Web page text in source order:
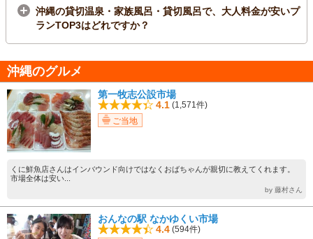
沖縄の貸切温泉・家族風呂・貸切風呂で、大人料金が安いプ
ランTOP3はどれですか？
沖縄のグルメ
第一牧志公設市場
4.1 (1,571件)
ご当地
くに鮮魚店さんはインバウンド向けではなくおばちゃんが親切に教えてくれます。
市場全体は安い...
by 藤村さん
おんなの駅 なかゆくい市場
4.4 (594件)